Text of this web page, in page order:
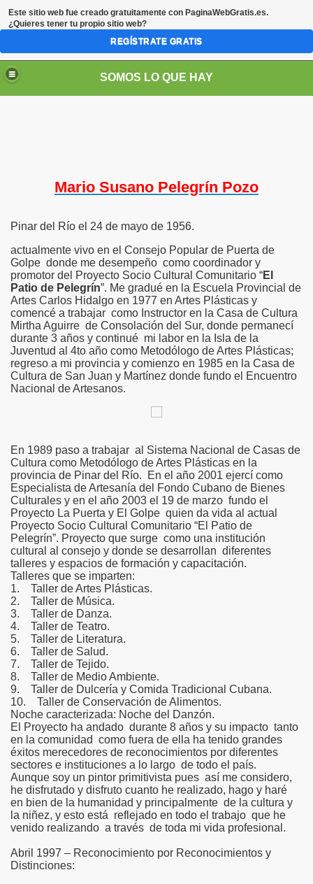
SOMOS LO QUE HAY
Mario Susano Pelegrín Pozo
Pinar del Río el 24 de mayo de 1956.
actualmente vivo en el Consejo Popular de Puerta de
Golpe donde me desempeño como coordinador y
promotor del Proyecto Socio Cultural Comunitario “El
Patio de Pelegrín”. Me gradué en la Escuela Provincial de
Artes Carlos Hidalgo en 1977 en Artes Plásticas y
comencé a trabajar como Instructor en la Casa de Cultura
Mirtha Aguirre de Consolación del Sur, donde permanecí
durante 3 años y continué mi labor en la Isla de la
Juventud al 4to año como Metodólogo de Artes Plásticas;
regreso a mi provincia y comienzo en 1985 en la Casa de
Cultura de San Juan y Martínez donde fundo el Encuentro
Nacional de Artesanos.
En 1989 paso a trabajar al Sistema Nacional de Casas de
Cultura como Metodólogo de Artes Plásticas en la
provincia de Pinar del Río. En el año 2001 ejercí como
Especialista de Artesanía del Fondo Cubano de Bienes
Culturales y en el año 2003 el 19 de marzo fundo el
Proyecto La Puerta y El Golpe quien da vida al actual
Proyecto Socio Cultural Comunitario “El Patio de
Pelegrín”. Proyecto que surge como una institución
cultural al consejo y donde se desarrollan diferentes
talleres y espacios de formación y capacitación.
Talleres que se imparten:
1. Taller de Artes Plásticas.
2. Taller de Música.
3. Taller de Danza.
4. Taller de Teatro.
5. Taller de Literatura.
6. Taller de Salud.
7. Taller de Tejido.
8. Taller de Medio Ambiente.
9. Taller de Dulcería y Comida Tradicional Cubana.
10. Taller de Conservación de Alimentos.
Noche caracterizada: Noche del Danzón.
El Proyecto ha andado durante 8 años y su impacto tanto
en la comunidad como fuera de ella ha tenido grandes
éxitos merecedores de reconocimientos por diferentes
sectores e instituciones a lo largo de todo el país.
Aunque soy un pintor primitivista pues así me considero,
he disfrutado y disfruto cuanto he realizado, hago y haré
en bien de la humanidad y principalmente de la cultura y
la niñez, y esto está reflejado en todo el trabajo que he
venido realizando a través de toda mi vida profesional.
Abril 1997 – Reconocimiento por Reconocimientos y
Distinciones:
Este sitio web fue creado gratuitamente con PaginaWebGratis.es.
¿Quieres tener tu propio sitio web?
REGÍSTRATE GRATIS